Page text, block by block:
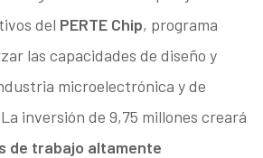
del PERTE Chip, programa
las capacidades de diseño y
microelectrónica y de
inversión de 9,75 millones creará
de trabajo altamente